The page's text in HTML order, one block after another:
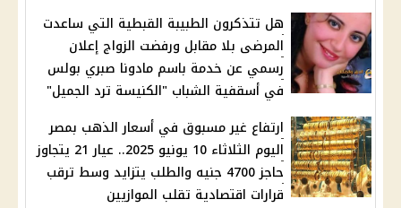
هل تتذكرون الطبيبة القبطية التي ساعدت
المرضى بلا مقابل ورفضت الزواج إعلان
رسمي عن خدمة باسم مادونا صبري بولس
في أسقفية الشباب "الكنيسة ترد الجميل"
ارتفاع غير مسبوق في أسعار الذهب بمصر
اليوم الثلاثاء 10 يونيو 2025.. عيار 21 يتجاوز
حاجز 4700 جنيه والطلب يتزايد وسط ترقب
قرارات اقتصادية تقلب الموازيين